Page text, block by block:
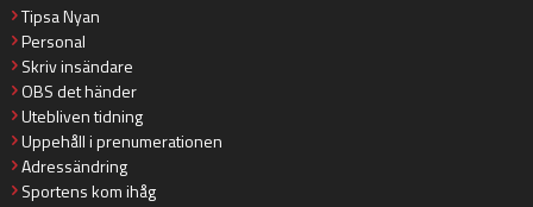
Tipsa Nyan
Personal
Skriv insändare
OBS det händer
Utebliven tidning
Uppehåll i prenumerationen
Adressändring
Sportens kom ihåg